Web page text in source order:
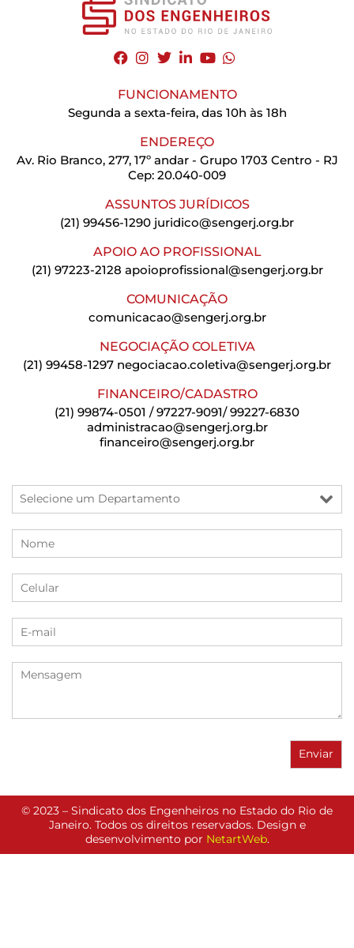
FUNCIONAMENTO
Segunda a sexta-feira, das 10h às 18h
ENDEREÇO
Av. Rio Branco, 277, 17º andar - Grupo 1703 Centro - RJ
Cep: 20.040-009
ASSUNTOS JURÍDICOS
(21) 99456-1290 juridico@sengerj.org.br
APOIO AO PROFISSIONAL
(21) 97223-2128 apoioprofissional@sengerj.org.br
COMUNICAÇÃO
comunicacao@sengerj.org.br
NEGOCIAÇÃO COLETIVA
(21) 99458-1297 negociacao.coletiva@sengerj.org.br
FINANCEIRO/CADASTRO
(21) 99874-0501 / 97227-9091/ 99227-6830
administracao@sengerj.org.br
financeiro@sengerj.org.br
© 2023 – Sindicato dos Engenheiros no Estado do Rio de
Janeiro. Todos os direitos reservados. Design e
desenvolvimento por NetartWeb.